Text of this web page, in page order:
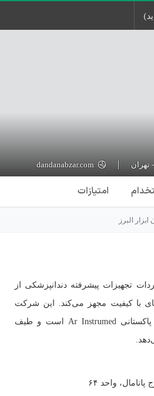
تهران dandanabzar.com
امتیازات
ابزار البرز
ابزار البرز از سال ۱۳۹۲ با واردات تجهیزات پیشرفته دندانپزشکی از
با کیفیت مجهز می‌کند. این شرکت
نماینده معتبر برندهای آلمانی Carl Martin و پاکستانی Ar Instrumed است و طیف
واحد ۶۴